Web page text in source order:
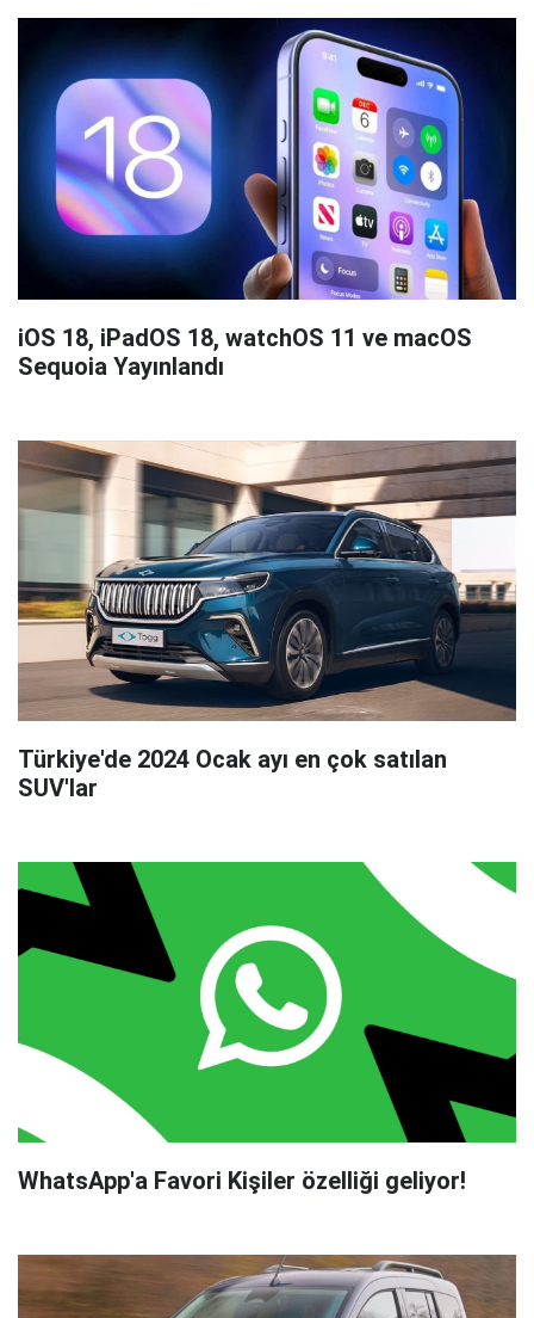
iOS 18, iPadOS 18, watchOS 11 ve macOS
Sequoia Yayınlandı
Türkiye'de 2024 Ocak ayı en çok satılan
SUV'lar
WhatsApp'a Favori Kişiler özelliği geliyor!